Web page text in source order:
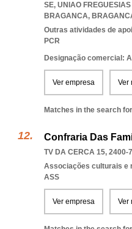
SE, UNIAO
BRAGANCA,
Outras atividades de
PCR
Designação comercial:
Ver empresa Ver
Matches in the search
Confraria Das
TV DA CERCA 15, 2400-
Associações culturais e
ASS
Ver empresa Ver